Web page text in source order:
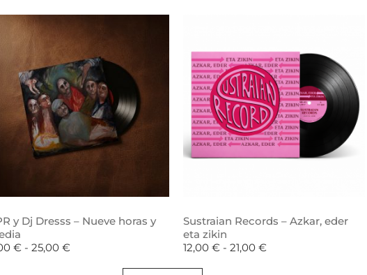
y Dj Dresss – Nueve horas y
€ - 25,00 €
Sustraian Records – Azkar, eder
eta zikin
12,00 € - 21,00 €